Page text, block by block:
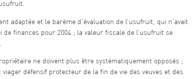
adaptée et le barème d’évaluation de l’usufruit, qui n’avait
finances pour 2004 ; la valeur fiscale de l’usufruit se
ne doivent plus être systématiquement opposés ;
défensif protecteur de la fin de vie des veuves et des